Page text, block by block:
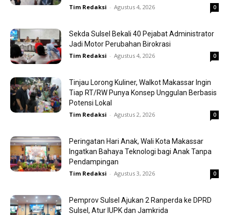
Tim Redaksi - Agustus 4, 2026 0
Sekda Sulsel Bekali 40 Pejabat Administrator
Jadi Motor Perubahan Birokrasi
Tim Redaksi - Agustus 4, 2026 0
Tinjau Lorong Kuliner, Walkot Makassar Ingin
Tiap RT/RW Punya Konsep Unggulan Berbasis
Potensi Lokal
Tim Redaksi - Agustus 2, 2026 0
Peringatan Hari Anak, Wali Kota Makassar
Ingatkan Bahaya Teknologi bagi Anak Tanpa
Pendampingan
Tim Redaksi - Agustus 3, 2026 0
Pemprov Sulsel Ajukan 2 Ranperda ke DPRD
Sulsel, Atur IUPK dan Jamkrida